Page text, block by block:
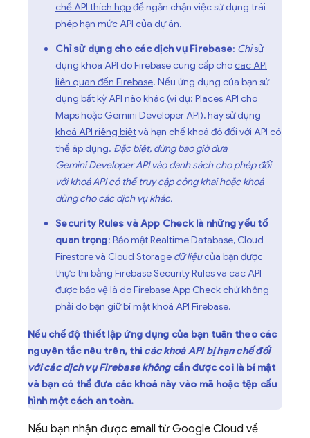
chế API thích hợpđể ngăn chặn việc sử dụng trái
phép hạn mức API của dự án.
Chỉ sử dụng cho các dịch vụ Firebase: Chỉsử
dụng khoá API do Firebase cung cấp chocác API
liên quan đến Firebase. Nếu ứng dụng của bạn sử
dụng bất kỳ API nào khác (ví dụ: Places API cho
Maps hoặc Gemini Developer API), hãy sử dụng
khoá API riêng biệtvà hạn chế khoá đó đối với API có
thể áp dụng. Đặc biệt, đừng bao giờ đưa
Gemini Developer APIvào danh sách cho phép đối
với khoá API có thể truy cập công khai hoặc khoá
dùng cho các dịch vụ khác.
Security Rules và App Checklà những yếu tố
quan trọng: Bảo mậtRealtime Database, Cloud
Firestorevà Cloud Storage dữ liệucủa bạn được
thực thi bằng Firebase Security Rulesvà các API
được bảo vệ là doFirebase App Checkchứ không
phải do bạn giữ bí mật khoá API Firebase.
Nếu chế độ thiết lập ứng dụng của bạn tuân theo các
nguyên tắc nêu trên, thì các khoá API bị hạn chế đối
với các dịch vụ Firebase khôngcần được coi là bí mật
và bạn có thể đưa các khoá này vào mã hoặc tệp cấu
hình một cách an toàn.
Nếu bạn nhận được email từ Google Cloud về